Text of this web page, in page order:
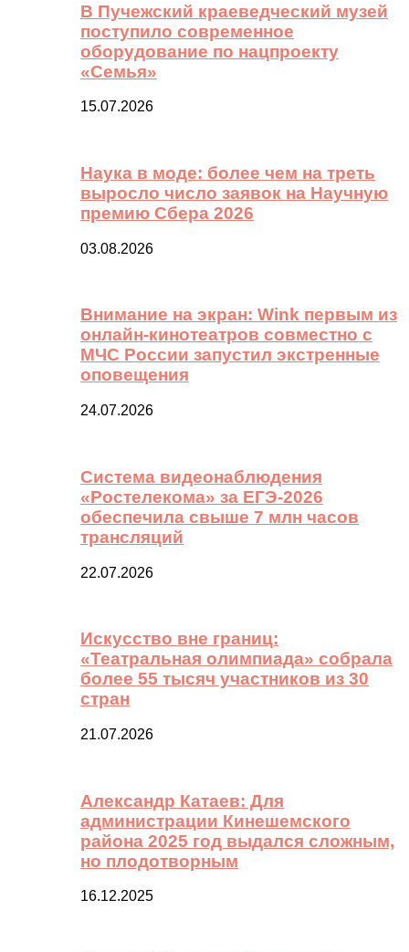
В Пучежский краеведческий музей
поступило современное
оборудование по нацпроекту
«Семья»
15.07.2026
Наука в моде: более чем на треть
выросло число заявок на Научную
премию Сбера 2026
03.08.2026
Внимание на экран: Wink первым из
онлайн-кинотеатров совместно с
МЧС России запустил экстренные
оповещения
24.07.2026
Система видеонаблюдения
«Ростелекома» за ЕГЭ-2026
обеспечила свыше 7 млн часов
трансляций
22.07.2026
Искусство вне границ:
«Театральная олимпиада» собрала
более 55 тысяч участников из 30
стран
21.07.2026
Александр Катаев: Для
администрации Кинешемского
района 2025 год выдался сложным,
но плодотворным
16.12.2025